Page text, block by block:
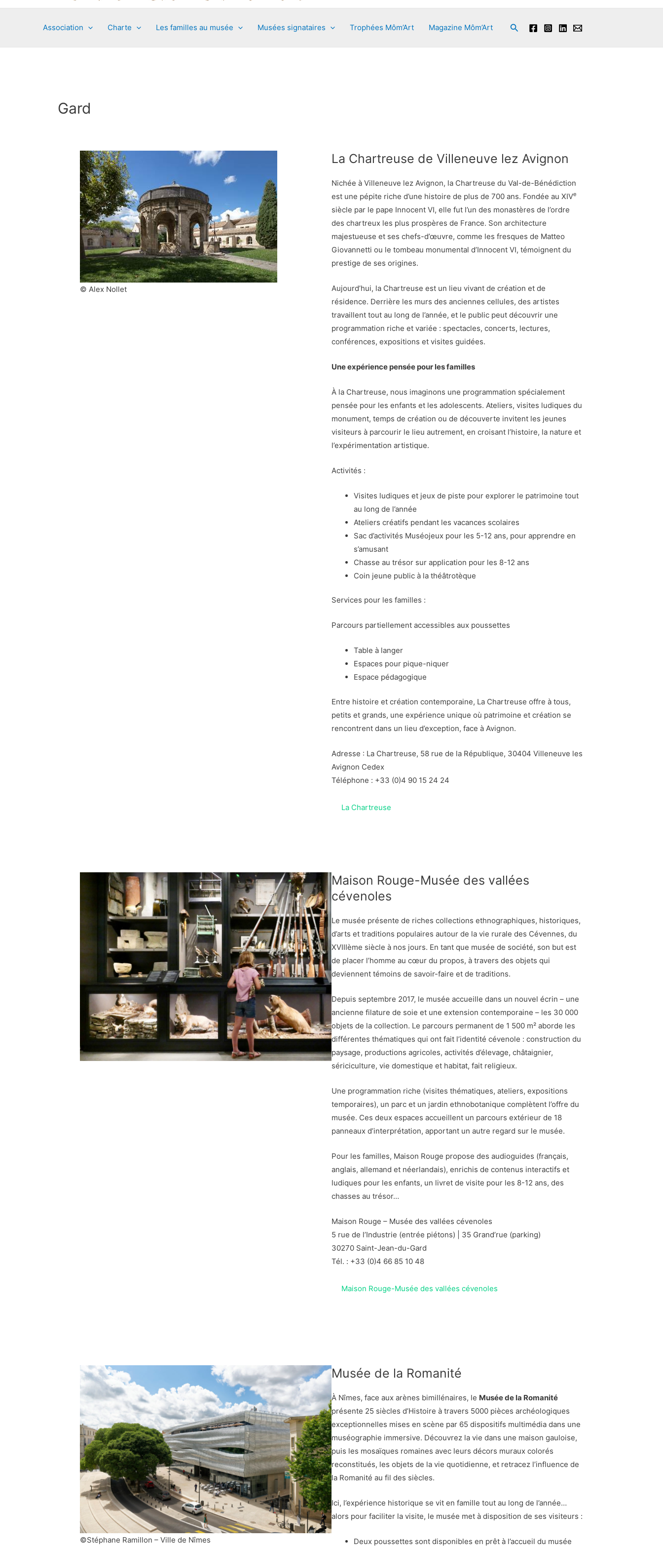
Association Charte Les familles au musée Musées signataires Trophées Môm’Art Magazine Môm’Art Rechercher
Gard
© Alex Nollet
La Chartreuse de Villeneuve lez Avignon
Nichée à Villeneuve lez Avignon, la Chartreuse du Val-de-Bénédiction
est une pépite riche d’une histoire de plus de 700 ans. Fondée au XIVe
siècle par le pape Innocent VI, elle fut l’un des monastères de l’ordre
des chartreux les plus prospères de France. Son architecture
majestueuse et ses chefs-d’œuvre, comme les fresques de Matteo
Giovannetti ou le tombeau monumental d’Innocent VI, témoignent du
prestige de ses origines.
Aujourd’hui, la Chartreuse est un lieu vivant de création et de
résidence. Derrière les murs des anciennes cellules, des artistes
travaillent tout au long de l’année, et le public peut découvrir une
programmation riche et variée : spectacles, concerts, lectures,
conférences, expositions et visites guidées.
Une expérience pensée pour les familles
À la Chartreuse, nous imaginons une programmation spécialement
pensée pour les enfants et les adolescents. Ateliers, visites ludiques du
monument, temps de création ou de découverte invitent les jeunes
visiteurs à parcourir le lieu autrement, en croisant l’histoire, la nature et
l’expérimentation artistique.
Activités :
Visites ludiques et jeux de piste pour explorer le patrimoine tout
au long de l’année
Ateliers créatifs pendant les vacances scolaires
Sac d’activités Muséojeux pour les 5-12 ans, pour apprendre en
s’amusant
Chasse au trésor sur application pour les 8-12 ans
Coin jeune public à la théâtrotèque
Services pour les familles :
Parcours partiellement accessibles aux poussettes
Table à langer
Espaces pour pique-niquer
Espace pédagogique
Entre histoire et création contemporaine, La Chartreuse offre à tous,
petits et grands, une expérience unique où patrimoine et création se
rencontrent dans un lieu d’exception, face à Avignon.
Adresse : La Chartreuse, 58 rue de la République, 30404 Villeneuve les
Avignon Cedex
Téléphone : +33 (0)4 90 15 24 24
La Chartreuse
Maison Rouge-Musée des vallées
cévenoles
Le musée présente de riches collections ethnographiques, historiques,
d’arts et traditions populaires autour de la vie rurale des Cévennes, du
XVIIIème siècle à nos jours. En tant que musée de société, son but est
de placer l’homme au cœur du propos, à travers des objets qui
deviennent témoins de savoir-faire et de traditions.
Depuis septembre 2017, le musée accueille dans un nouvel écrin – une
ancienne filature de soie et une extension contemporaine – les 30 000
objets de la collection. Le parcours permanent de 1 500 m² aborde les
différentes thématiques qui ont fait l’identité cévenole : construction du
paysage, productions agricoles, activités d’élevage, châtaignier,
sériciculture, vie domestique et habitat, fait religieux.
Une programmation riche (visites thématiques, ateliers, expositions
temporaires), un parc et un jardin ethnobotanique complètent l’offre du
musée. Ces deux espaces accueillent un parcours extérieur de 18
panneaux d’interprétation, apportant un autre regard sur le musée.
Pour les familles, Maison Rouge propose des audioguides (français,
anglais, allemand et néerlandais), enrichis de contenus interactifs et
ludiques pour les enfants, un livret de visite pour les 8-12 ans, des
chasses au trésor…
Maison Rouge – Musée des vallées cévenoles
5 rue de l’Industrie (entrée piétons) | 35 Grand’rue (parking)
30270 Saint-Jean-du-Gard
Tél. : +33 (0)4 66 85 10 48
Maison Rouge-Musée des vallées cévenoles
©Stéphane Ramillon – Ville de Nîmes
Musée de la Romanité
À Nîmes, face aux arènes bimillénaires, le Musée de la Romanité
présente 25 siècles d’Histoire à travers 5000 pièces archéologiques
exceptionnelles mises en scène par 65 dispositifs multimédia dans une
muséographie immersive. Découvrez la vie dans une maison gauloise,
puis les mosaïques romaines avec leurs décors muraux colorés
reconstitués, les objets de la vie quotidienne, et retracez l’influence de
la Romanité au fil des siècles.
Ici, l’expérience historique se vit en famille tout au long de l’année…
alors pour faciliter la visite, le musée met à disposition de ses visiteurs :
Deux poussettes sont disponibles en prêt à l’accueil du musée